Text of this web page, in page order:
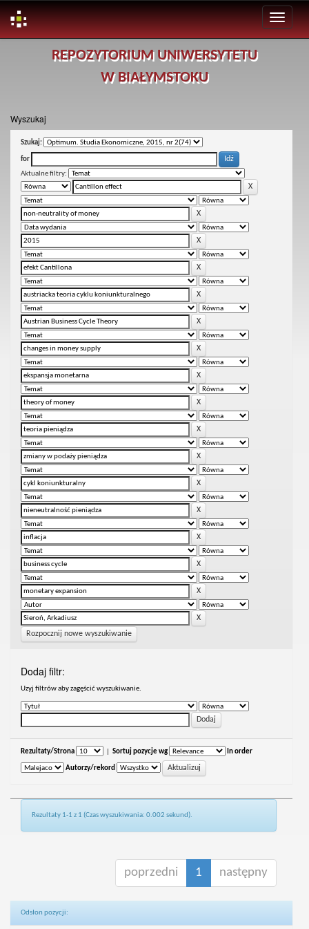
REPOZYTORIUM UNIWERSYTETU
W BIAŁYMSTOKU
Wyszukaj
Szukaj:
for
Aktualne filtry:
Rozpocznij nowe wyszukiwanie
Dodaj filtr:
Uzyj filtrów aby zagęścić wyszukiwanie.
Rezultaty/Strona Sortuj pozycje wg In order
Autorzy/rekord
Rezultaty 1-1 z 1 (Czas wyszukiwania: 0.002 sekund).
poprzedni 1 następny
Odsłon pozycji: